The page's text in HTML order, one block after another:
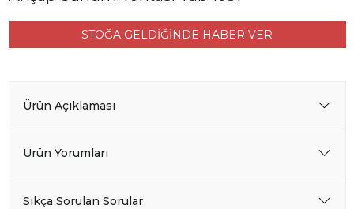
STOĞA GELDİĞİNDE HABER VER
Ürün Açıklaması
Ürün Yorumları
Sıkça Sorulan Sorular